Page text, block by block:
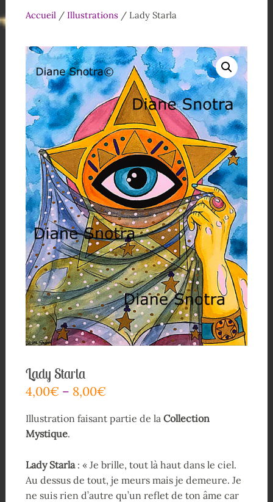
Accueil/ Illustrations/ Lady Starla
Lady Starla
4,00€– 8,00€
Illustration faisant partie de la Collection
Mystique.
Lady Starla: « Je brille, tout là haut dans le ciel.
Au dessus de tout, je meurs mais je demeure. Je
ne suis rien d’autre qu’un reflet de ton âme car